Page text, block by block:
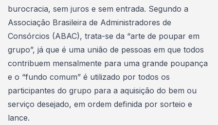
burocracia, sem juros e sem entrada. Segundo a
Associação Brasileira de Administradores de
Consórcios (ABAC), trata-se da “arte de poupar em
grupo”, já que é uma união de pessoas em que todos
contribuem mensalmente para uma grande poupança
e o “fundo comum” é utilizado por todos os
participantes do grupo para a aquisição do bem ou
serviço desejado, em ordem definida por sorteio e
lance.